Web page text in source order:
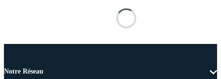
Notre Réseau